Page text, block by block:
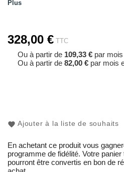
Plus
328,00 € TTC
Ou à partir de 109,33 € par
Ou à partir de 82,00 € par mois
Ajouter à la liste de souhaits
En achetant ce produit vous
programme de fidélité. Votre panier
pourront être convertis en bon de